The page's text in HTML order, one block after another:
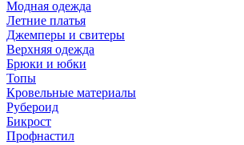
Модная одежда
Летние платья
Джемперы и свитеры
Верхняя одежда
Брюки и юбки
Топы
Кровельные материалы
Рубероид
Бикрост
Профнастил